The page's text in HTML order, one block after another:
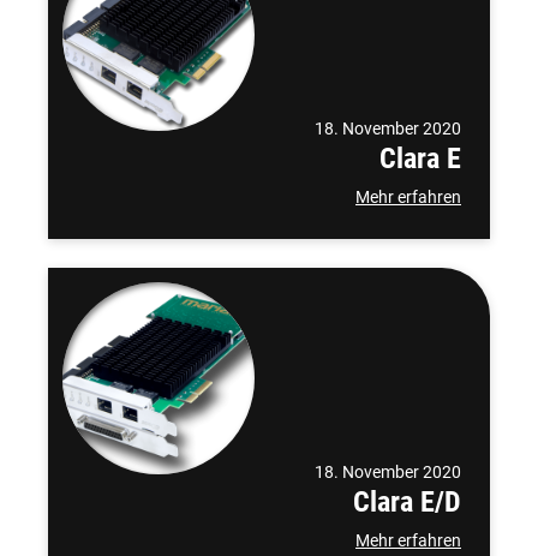
18. November 2020
Clara E
Mehr erfahren
18. November 2020
Clara E/D
Mehr erfahren